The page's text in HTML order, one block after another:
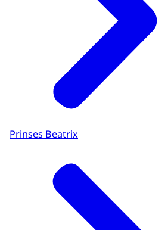
Prinses Beatrix